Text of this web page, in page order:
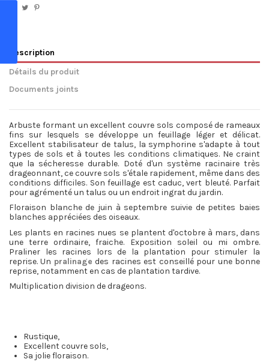
Description
Détails du produit
Documents joints
Arbuste formant un excellent couvre sols composé de rameaux
fins sur lesquels se développe un feuillage léger et délicat.
Excellent stabilisateur de talus, la symphorine s'adapte à tout
types de sols et à toutes les conditions climatiques. Ne craint
que la sécheresse durable. Doté d'un système racinaire très
drageonnant, ce couvre sols s'étale rapidement, même dans des
conditions difficiles. Son feuillage est caduc, vert bleuté. Parfait
pour agrémenté un talus ou un endroit ingrat du jardin.
Floraison blanche de juin à septembre suivie de petites baies
blanches appréciées des oiseaux.
Les plants en racines nues se plantent d'octobre à mars, dans
une terre ordinaire, fraiche. Exposition soleil ou mi ombre.
Praliner les racines lors de la plantation pour stimuler la
reprise. Un pralinage des racines est conseillé pour une bonne
reprise, notamment en cas de plantation tardive.
Multiplication division de drageons.
Rustique,
Excellent couvre sols,
Sa jolie floraison.